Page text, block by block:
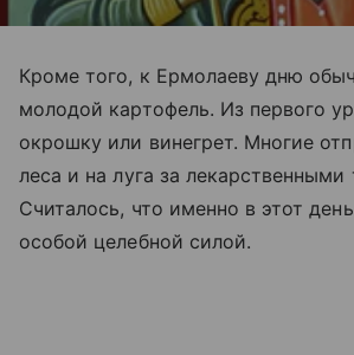
Кроме того, к Ермолаеву дню
молодой картофель. Из первого
окрошку или винегрет. Многие
леса и на луга за лекарственными
Считалось, что именно в этот
особой целебной силой.